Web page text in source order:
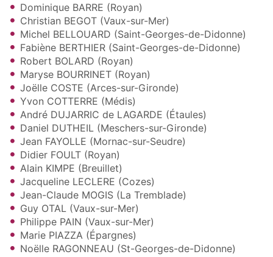
Dominique BARRE (Royan)
Christian BEGOT (Vaux-sur-Mer)
Michel BELLOUARD (Saint-Georges-de-Didonne)
Fabiène BERTHIER (Saint-Georges-de-Didonne)
Robert BOLARD (Royan)
Maryse BOURRINET (Royan)
Joëlle COSTE (Arces-sur-Gironde)
Yvon COTTERRE (Médis)
André DUJARRIC de LAGARDE (Étaules)
Daniel DUTHEIL (Meschers-sur-Gironde)
Jean FAYOLLE (Mornac-sur-Seudre)
Didier FOULT (Royan)
Alain KIMPE (Breuillet)
Jacqueline LECLERE (Cozes)
Jean-Claude MOGIS (La Tremblade)
Guy OTAL (Vaux-sur-Mer)
Philippe PAIN (Vaux-sur-Mer)
Marie PIAZZA (Épargnes)
Noëlle RAGONNEAU (St-Georges-de-Didonne)